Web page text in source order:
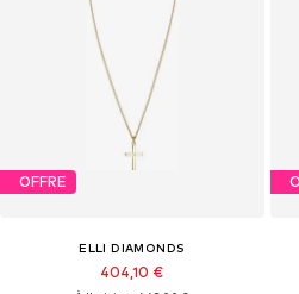
OFFRE
ELLI DIAMONDS
404,10 €